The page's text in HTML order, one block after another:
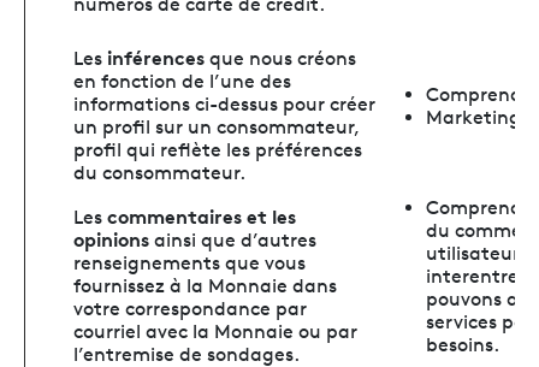
Les inférences que nous créons
en fonction de l’une des
informations ci-dessus pour créer
un profil sur un consommateur,
profil qui reflète les préférences
du consommateur.
Marketing
Les commentaires et les
opinions ainsi que d’autres
renseignements que vous
fournissez à la Monnaie dans
votre correspondance par
courriel avec la Monnaie ou par
l’entremise de sondages.
du
utilisateurs
pouvons
services
besoins.